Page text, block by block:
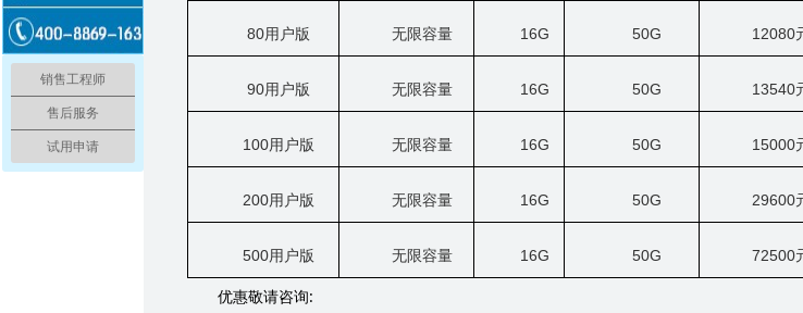
80用户版 无限容量 16G 50G 12080
90用户版 无限容量 16G 50G 13540
100用户版 无限容量 16G 50G 15000
200用户版 无限容量 16G 50G 29600
500用户版 无限容量 16G 50G 72500
优惠敬请咨询:
销售工程师
售后服务
试用申请